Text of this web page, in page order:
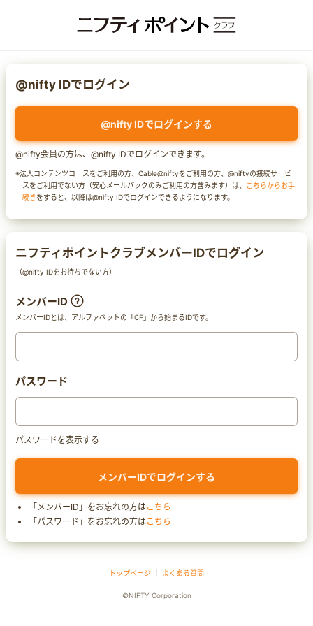
@nifty IDでログイン
@nifty IDでログインする
@nifty会員の方は、@nifty IDでログインできます。
※法人コンテンツコースをご利用の方、Cable@niftyをご利用の方、@niftyの接続サービ
スをご利用でない方（安心メールパックのみご利用の方含みます）は、 こちらからお手
続きをすると、以降は@nifty IDでログインできるようになります。
ニフティポイントクラブメンバーIDでログイン
（@nifty IDをお持ちでない方）
メンバーID
メンバーIDとは、アルファベットの「CF」から始まるIDです。
パスワード
パスワードを表示する
「メンバーID」をお忘れの方はこちら
「パスワード」をお忘れの方はこちら
トップページ よくある質問
©NIFTY Corporation